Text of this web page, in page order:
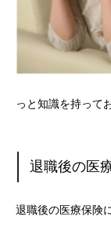
っと知識を持って
退職後の医
退職後の医療保険